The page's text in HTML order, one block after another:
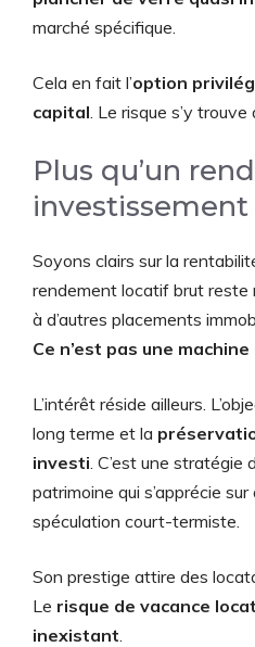
marché spécifique.
Cela en fait l’option
capital. Le risque s’y
Plus qu’un
Soyons clairs sur la
rendement locatif brut reste
à d’autres placements
Ce n’est pas une
L’intérêt réside ailleurs.
long terme et la
investi. C’est une stratégie
patrimoine qui s’apprécie
spéculation court-termiste.
Son prestige attire des
Le risque de vacance
inexistant.